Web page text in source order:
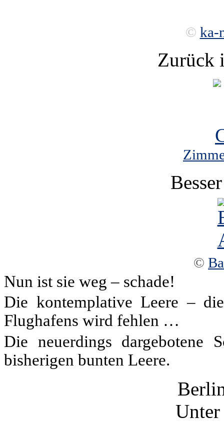
© ka-
Zurück
©
Nun ist sie weg – schade!
Die kontemplative Leere –
Flughafens wird fehlen …
Die neuerdings dargebotene
bisherigen bunten Leere.